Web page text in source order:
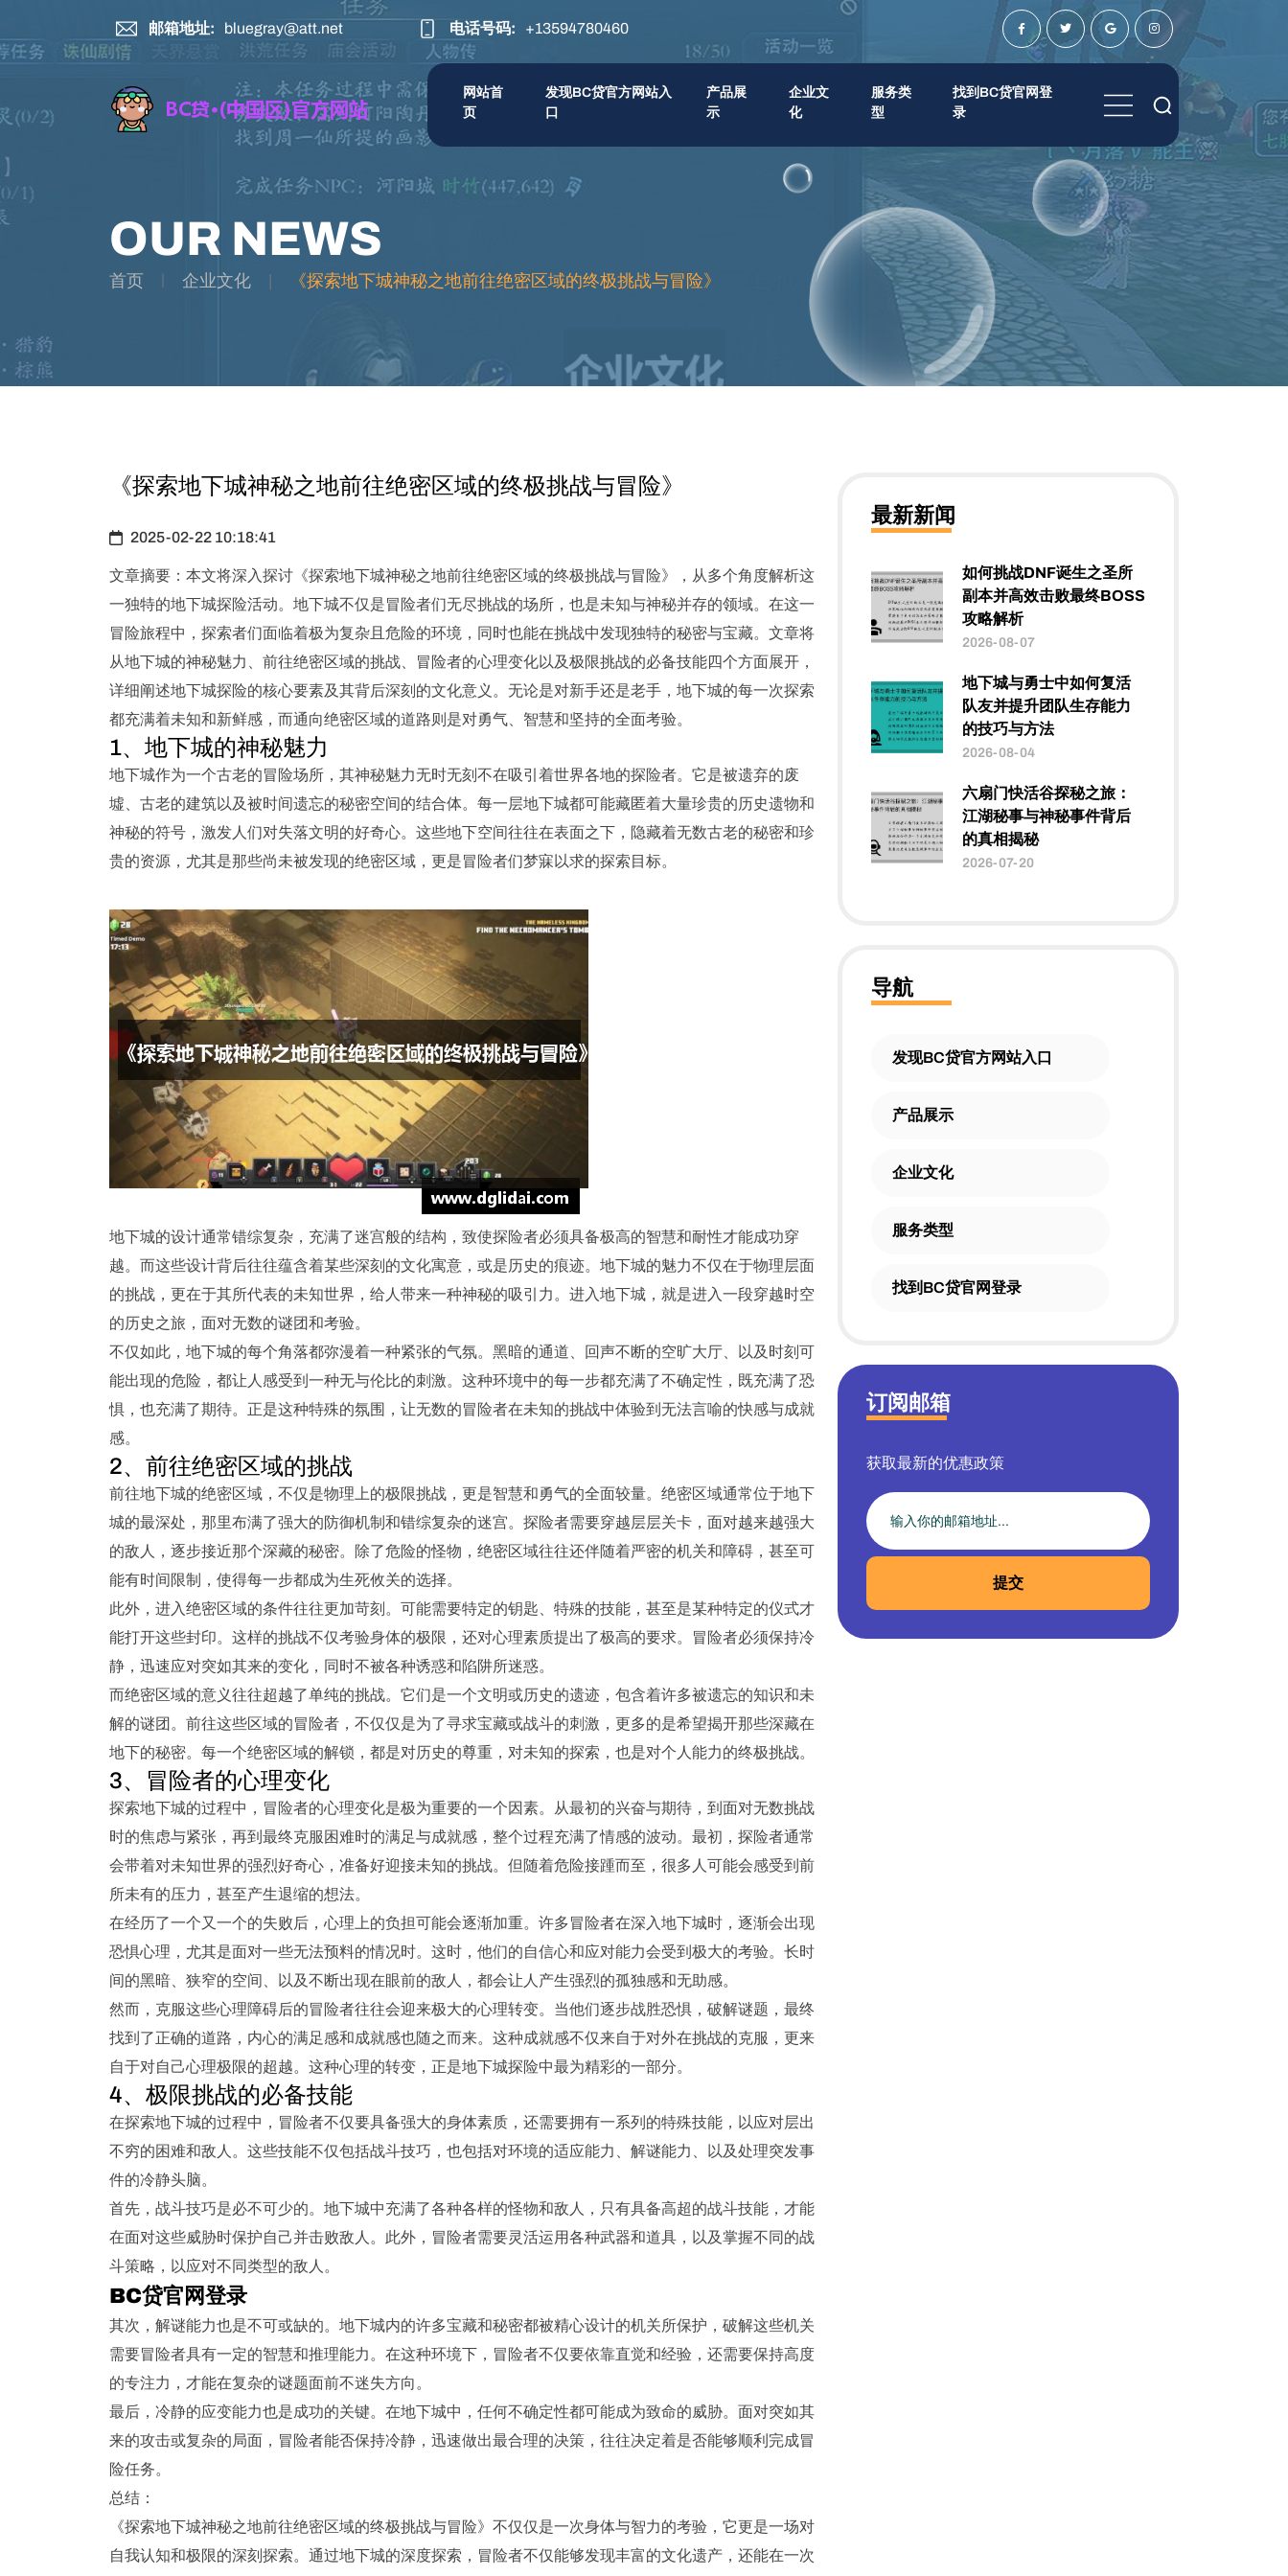
邮箱地址: bluegray@att.net 电话号码: +13594780460
网站首
页
发现BC贷官方网站入
口
产品展
示
企业文
化
服务类
型
找到BC贷官网登
录
OUR NEWS
首页 企业文化 《探索地下城神秘之地前往绝密区域的终极挑战与冒险》
《探索地下城神秘之地前往绝密区域的终极挑战与冒险》
2025-02-22 10:18:41
文章摘要：本文将深入探讨《探索地下城神秘之地前往绝密区域的终极挑战与冒险》，从多个角度解析这
一独特的地下城探险活动。地下城不仅是冒险者们无尽挑战的场所，也是未知与神秘并存的领域。在这一
冒险旅程中，探索者们面临着极为复杂且危险的环境，同时也能在挑战中发现独特的秘密与宝藏。文章将
从地下城的神秘魅力、前往绝密区域的挑战、冒险者的心理变化以及极限挑战的必备技能四个方面展开，
详细阐述地下城探险的核心要素及其背后深刻的文化意义。无论是对新手还是老手，地下城的每一次探索
都充满着未知和新鲜感，而通向绝密区域的道路则是对勇气、智慧和坚持的全面考验。
1、地下城的神秘魅力
地下城作为一个古老的冒险场所，其神秘魅力无时无刻不在吸引着世界各地的探险者。它是被遗弃的废
墟、古老的建筑以及被时间遗忘的秘密空间的结合体。每一层地下城都可能藏匿着大量珍贵的历史遗物和
神秘的符号，激发人们对失落文明的好奇心。这些地下空间往往在表面之下，隐藏着无数古老的秘密和珍
贵的资源，尤其是那些尚未被发现的绝密区域，更是冒险者们梦寐以求的探索目标。
地下城的设计通常错综复杂，充满了迷宫般的结构，致使探险者必须具备极高的智慧和耐性才能成功穿
越。而这些设计背后往往蕴含着某些深刻的文化寓意，或是历史的痕迹。地下城的魅力不仅在于物理层面
的挑战，更在于其所代表的未知世界，给人带来一种神秘的吸引力。进入地下城，就是进入一段穿越时空
的历史之旅，面对无数的谜团和考验。
不仅如此，地下城的每个角落都弥漫着一种紧张的气氛。黑暗的通道、回声不断的空旷大厅、以及时刻可
能出现的危险，都让人感受到一种无与伦比的刺激。这种环境中的每一步都充满了不确定性，既充满了恐
惧，也充满了期待。正是这种特殊的氛围，让无数的冒险者在未知的挑战中体验到无法言喻的快感与成就
感。
2、前往绝密区域的挑战
前往地下城的绝密区域，不仅是物理上的极限挑战，更是智慧和勇气的全面较量。绝密区域通常位于地下
城的最深处，那里布满了强大的防御机制和错综复杂的迷宫。探险者需要穿越层层关卡，面对越来越强大
的敌人，逐步接近那个深藏的秘密。除了危险的怪物，绝密区域往往还伴随着严密的机关和障碍，甚至可
能有时间限制，使得每一步都成为生死攸关的选择。
此外，进入绝密区域的条件往往更加苛刻。可能需要特定的钥匙、特殊的技能，甚至是某种特定的仪式才
能打开这些封印。这样的挑战不仅考验身体的极限，还对心理素质提出了极高的要求。冒险者必须保持冷
静，迅速应对突如其来的变化，同时不被各种诱惑和陷阱所迷惑。
而绝密区域的意义往往超越了单纯的挑战。它们是一个文明或历史的遗迹，包含着许多被遗忘的知识和未
解的谜团。前往这些区域的冒险者，不仅仅是为了寻求宝藏或战斗的刺激，更多的是希望揭开那些深藏在
地下的秘密。每一个绝密区域的解锁，都是对历史的尊重，对未知的探索，也是对个人能力的终极挑战。
3、冒险者的心理变化
探索地下城的过程中，冒险者的心理变化是极为重要的一个因素。从最初的兴奋与期待，到面对无数挑战
时的焦虑与紧张，再到最终克服困难时的满足与成就感，整个过程充满了情感的波动。最初，探险者通常
会带着对未知世界的强烈好奇心，准备好迎接未知的挑战。但随着危险接踵而至，很多人可能会感受到前
所未有的压力，甚至产生退缩的想法。
在经历了一个又一个的失败后，心理上的负担可能会逐渐加重。许多冒险者在深入地下城时，逐渐会出现
恐惧心理，尤其是面对一些无法预料的情况时。这时，他们的自信心和应对能力会受到极大的考验。长时
间的黑暗、狭窄的空间、以及不断出现在眼前的敌人，都会让人产生强烈的孤独感和无助感。
然而，克服这些心理障碍后的冒险者往往会迎来极大的心理转变。当他们逐步战胜恐惧，破解谜题，最终
找到了正确的道路，内心的满足感和成就感也随之而来。这种成就感不仅来自于对外在挑战的克服，更来
自于对自己心理极限的超越。这种心理的转变，正是地下城探险中最为精彩的一部分。
4、极限挑战的必备技能
在探索地下城的过程中，冒险者不仅要具备强大的身体素质，还需要拥有一系列的特殊技能，以应对层出
不穷的困难和敌人。这些技能不仅包括战斗技巧，也包括对环境的适应能力、解谜能力、以及处理突发事
件的冷静头脑。
首先，战斗技巧是必不可少的。地下城中充满了各种各样的怪物和敌人，只有具备高超的战斗技能，才能
在面对这些威胁时保护自己并击败敌人。此外，冒险者需要灵活运用各种武器和道具，以及掌握不同的战
斗策略，以应对不同类型的敌人。
BC贷官网登录
其次，解谜能力也是不可或缺的。地下城内的许多宝藏和秘密都被精心设计的机关所保护，破解这些机关
需要冒险者具有一定的智慧和推理能力。在这种环境下，冒险者不仅要依靠直觉和经验，还需要保持高度
的专注力，才能在复杂的谜题面前不迷失方向。
最后，冷静的应变能力也是成功的关键。在地下城中，任何不确定性都可能成为致命的威胁。面对突如其
来的攻击或复杂的局面，冒险者能否保持冷静，迅速做出最合理的决策，往往决定着是否能够顺利完成冒
险任务。
总结：
《探索地下城神秘之地前往绝密区域的终极挑战与冒险》不仅仅是一次身体与智力的考验，它更是一场对
自我认知和极限的深刻探索。通过地下城的深度探索，冒险者不仅能够发现丰富的文化遗产，还能在一次
最新新闻
如何挑战DNF诞生之圣所
副本并高效击败最终BOSS
攻略解析
2026-08-07
地下城与勇士中如何复活
队友并提升团队生存能力
的技巧与方法
2026-08-04
六扇门快活谷探秘之旅：
江湖秘事与神秘事件背后
的真相揭秘
2026-07-20
导航
发现BC贷官方网站入口
产品展示
企业文化
服务类型
找到BC贷官网登录
订阅邮箱
获取最新的优惠政策
提交